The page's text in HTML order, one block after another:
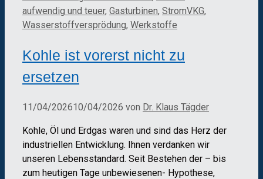
aufwendig und teuer, Gasturbinen, StromVKG,
Wasserstoffversprödung, Werkstoffe
Kohle ist vorerst nicht zu
ersetzen
11/04/202610/04/2026 von Dr. Klaus Tägder
Kohle, Öl und Erdgas waren und sind das Herz der
industriellen Entwicklung. Ihnen verdanken wir
unseren Lebensstandard. Seit Bestehen der – bis
zum heutigen Tage unbewiesenen- Hypothese,